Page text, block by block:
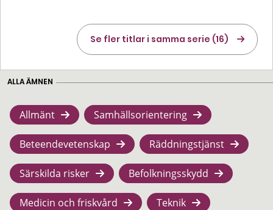
Se fler titlar i samma serie (16)
ALLA ÄMNEN
Allmänt Samhällsorientering
Beteendevetenskap Räddningstjänst
Särskilda risker Befolkningsskydd
Medicin och friskvård Teknik